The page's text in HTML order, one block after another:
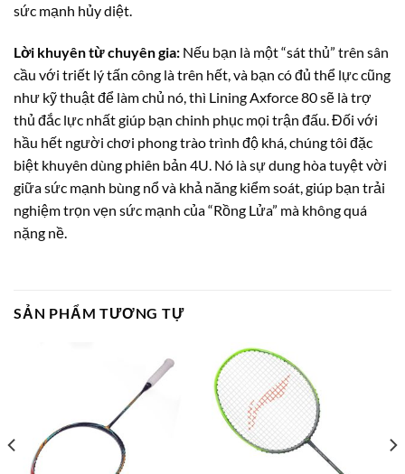
sức mạnh hủy diệt.
Lời khuyên từ chuyên gia: Nếu bạn là một “sát thủ” trên sân
cầu với triết lý tấn công là trên hết, và bạn có đủ thể lực cũng
như kỹ thuật để làm chủ nó, thì Lining Axforce 80 sẽ là trợ
thủ đắc lực nhất giúp bạn chinh phục mọi trận đấu. Đối với
hầu hết người chơi phong trào trình độ khá, chúng tôi đặc
biệt khuyên dùng phiên bản 4U. Nó là sự dung hòa tuyệt vời
giữa sức mạnh bùng nổ và khả năng kiểm soát, giúp bạn trải
nghiệm trọn vẹn sức mạnh của “Rồng Lửa” mà không quá
nặng nề.
SẢN PHẨM TƯƠNG TỰ